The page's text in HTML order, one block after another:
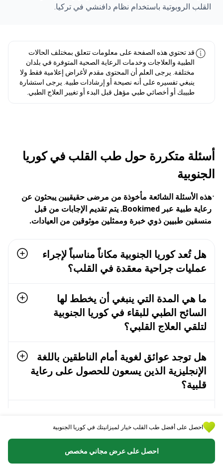
احصل على أفضل طب القلب خيار لميزانيتك في كوريا الجنوبية
احصل على عرض مجاني مخصص
القلب الروبوتية باستخدام نظام دافنشي في تركيا.
قد تحتوي هذه الصفحة على معلومات تتعلق بمختلف الحالات
الطبية والعلاجات وخدمات الرعاية الصحية المتوفرة في بلدان
مختلفة. يرجى العلم أن المحتوى مقدم لأغراض إعلامية فقط ولا
ينبغي تفسيره على أنه نصيحة أو إرشادات طبية. يرجى استشارة
طبيبك أو أخصائي طبي مؤهل قبل البدء أو تغيير العلاج الطبي.
أسئلة متكررة حول طب القلب في كوريا
الجنوبية
هذه الأسئلة الشائعة مأخوذة من مرضى حقيقيين يبحثون عن
رعاية طبية عبر Bookimed. يتم تقديم الإجابات من قبل
منسقين طبيين ذوي خبرة وممثلين موثوقين من العيادات.
هل تُعد كوريا الجنوبية مكاناً مناسباً لإجراء
عمليات جراحية معقدة في القلب؟
ما هي المدة التي ينبغي أن يخطط لها
السائح الطبي للبقاء في كوريا الجنوبية
لتلقي العلاج القلبي؟
هل توجد عوائق لغوية أمام الناطقين باللغة
الإنجليزية الذين يسعون للحصول على رعاية
قلبية؟
كوريا؟
ما هي الوثائق الطبية المطلوبة قبل السفر؟